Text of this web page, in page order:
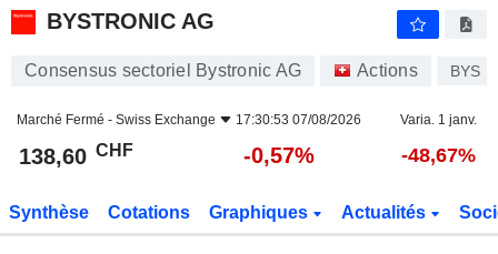
BYSTRONIC AG
Consensus sectoriel Bystronic AG Actions BYS
Marché Fermé - Swiss Exchange 17:30:53 07/08/2026 Varia. 1 janv.
138,60 CHF -0,57% -48,67%
Synthèse Cotations Graphiques Actualités